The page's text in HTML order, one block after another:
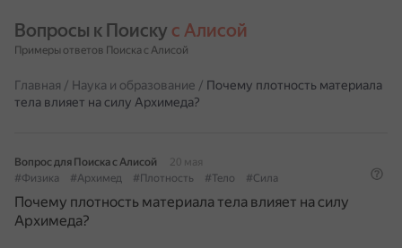
Вопросы к Поиску с Алисой
Примеры ответов Поиска с Алисой
Главная / Наука и образование / Почему плотность материала
тела влияет на силу Архимеда?
Вопрос для Поиска с Алисой
20 мая
#Физика
#Архимед #Плотность #Тело #Сила
Почему плотность материала тела влияет на силу
Архимеда?